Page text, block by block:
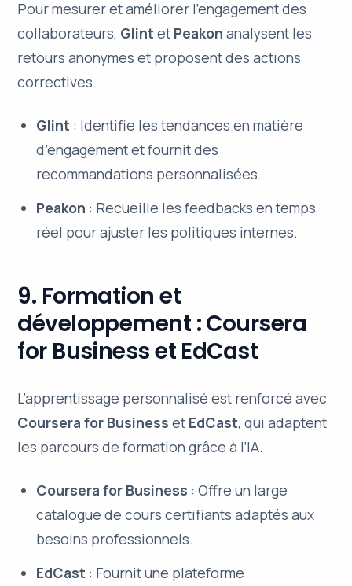
Pour mesurer et améliorer l’engagement des
collaborateurs, Glint et Peakon analysent les
retours anonymes et proposent des actions
correctives.
Glint : Identifie les tendances en matière
d’engagement et fournit des
recommandations personnalisées.
Peakon : Recueille les feedbacks en temps
réel pour ajuster les politiques internes.
9. Formation et
développement : Coursera
for Business et EdCast
L’apprentissage personnalisé est renforcé avec
Coursera for Business et EdCast, qui adaptent
les parcours de formation grâce à l’IA.
Coursera for Business : Offre un large
catalogue de cours certifiants adaptés aux
besoins professionnels.
EdCast : Fournit une plateforme